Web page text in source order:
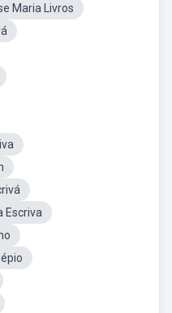
Maria Livros
Escriva